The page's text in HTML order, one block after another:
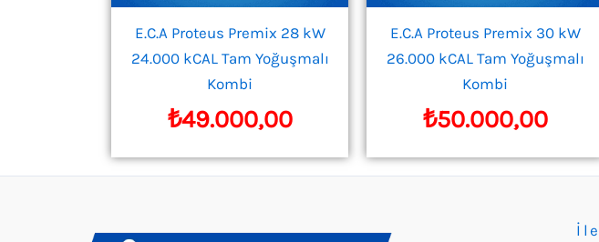
E.C.A Proteus Premix 28 kW
24.000 kCAL Tam Yoğuşmalı
Kombi
₺49.000,00
E.C.A Proteus Premix 30 kW
26.000 kCAL Tam Yoğuşmalı
Kombi
₺50.000,00